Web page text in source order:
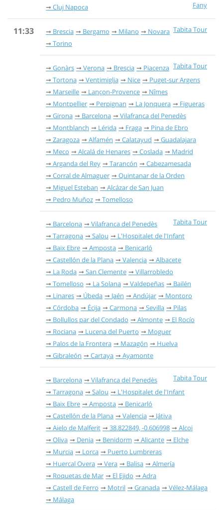
Fany
Cluj Napoca
11:33 Tabita Tour
Brescia Bergamo Milano
Novara
Torino
Tabita Tour
Gonàrs Verona Brescia
Piacenza
Tortona
Ventimiglia Nice
Puget-sur Argens
Marseille
Lançon-Provence
Nîmes
Montpellier
Perpignan La Jonquera
Figueras
Girona
Barcelona
Vilafranca del Penedès
Montblanch
Lérida Fraga
Pina de Ebro
Zaragoza
Alfamén Calatayud
Guadalajara
Meco
Alcalá de Henares Coslada
Madrid
Arganda del Rey
Tarancón
Cabezamesada
Corral de Almaguer
Quintanar de la Orden
Miguel Esteban
Alcázar de San Juan
Pedro Muñoz
Tomelloso
Tabita Tour
Barcelona
Vilafranca del Penedès
Tarragona
Salou
L'Hospitalet de l'Infant
Baix Ebre
Amposta
Benicarló
Castellón de la Plana
Valencia
Albacete
La Roda
San Clemente
Villarrobledo
Tomelloso
La Solana Valdepeñas
Bailén
Linares
Úbeda Jaén Andújar
Montoro
Córdoba
Écija Carmona Sevilla
Pilas
Bollullos par del Condado
Almonte
El Rocío
Rociana
Lucena del Puerto
Moguer
Palos de la Frontera
Mazagón
Huelva
Gibraleón
Cartaya Ayamonte
Tabita Tour
Barcelona
Vilafranca del Penedès
Tarragona
Salou
L'Hospitalet de l'Infant
Baix Ebre
Amposta
Benicarló
Castellón de la Plana
Valencia
Játiva
Aielo de Malferit
38.822849, -0.606998
Alcoi
Oliva
Denia Benidorm Alicante
Elche
Murcia
Lorca
Puerto Lumbreras
Huercal Overa
Vera Balisa
Almería
Roquetas de Mar
El Ejido
Adra
Castell de Ferro
Motril Granada
Vélez-Málaga
Málaga